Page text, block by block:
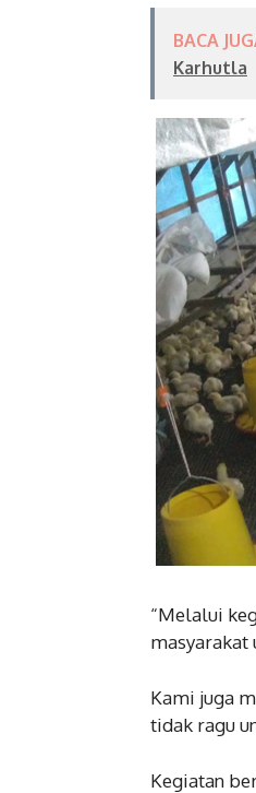
BACA
Karhutla
“Melalui
masyarakat
Kami juga
tidak ragu
Kegiatan